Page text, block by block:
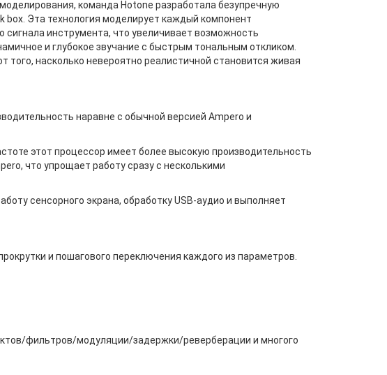
команда Hotone разработала безупречную
box. Эта технология моделирует каждый компонент
инструмента, что увеличивает возможность
и глубокое звучание с быстрым тональным откликом.
насколько невероятно реалистичной становится живая
наравне с обычной версией Ampero и
этот процессор имеет более высокую производительность
что упрощает работу сразу с несколькими
сенсорного экрана, обработку USB-аудио и выполняет
и пошагового переключения каждого из параметров.
фильтров/модуляции/задержки/реверберации и многого